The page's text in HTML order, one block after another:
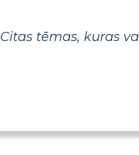
Citas tēmas, kuras